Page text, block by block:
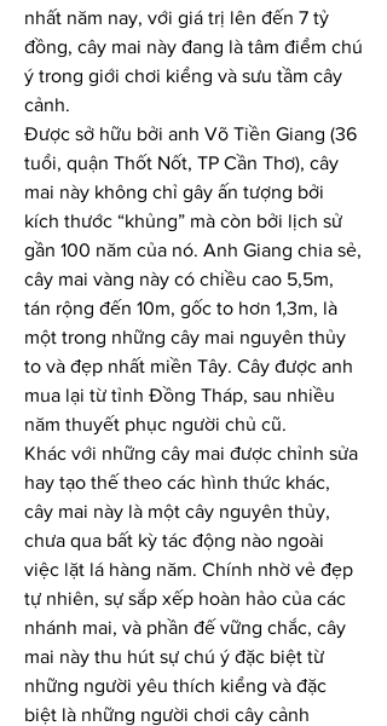
nhất năm nay, với giá trị lên đến 7 tỷ
đồng, cây mai này đang là tâm điểm chú
ý trong giới chơi kiểng và sưu tầm cây
cảnh.
Được sở hữu bởi anh Võ Tiền Giang (36
tuổi, quận Thốt Nốt, TP Cần Thơ), cây
mai này không chỉ gây ấn tượng bởi
kích thước “khủng” mà còn bởi lịch sử
gần 100 năm của nó. Anh Giang chia sẻ,
cây mai vàng này có chiều cao 5,5m,
tán rộng đến 10m, gốc to hơn 1,3m, là
một trong những cây mai nguyên thủy
to và đẹp nhất miền Tây. Cây được anh
mua lại từ tỉnh Đồng Tháp, sau nhiều
năm thuyết phục người chủ cũ.
Khác với những cây mai được chỉnh sửa
hay tạo thế theo các hình thức khác,
cây mai này là một cây nguyên thủy,
chưa qua bất kỳ tác động nào ngoài
việc lặt lá hàng năm. Chính nhờ vẻ đẹp
tự nhiên, sự sắp xếp hoàn hảo của các
nhánh mai, và phần đế vững chắc, cây
mai này thu hút sự chú ý đặc biệt từ
những người yêu thích kiểng và đặc
biệt là những người chơi cây cảnh